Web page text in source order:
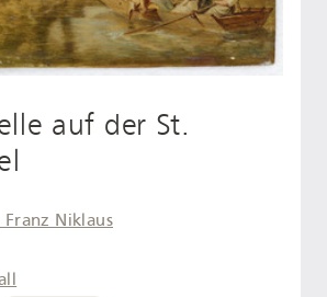
auf der St.
Franz Niklaus